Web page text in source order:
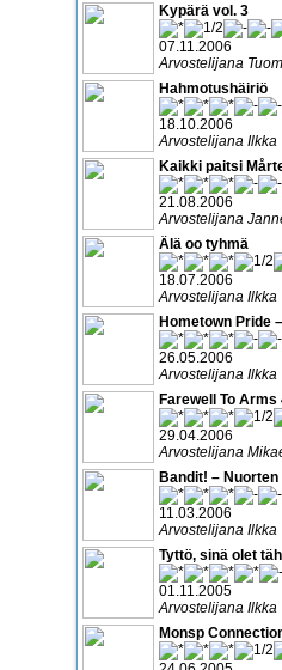
Kypärä vol. 3
07.11.2006
Arvostelijana
Hahmotushäiriö
18.10.2006
Arvostelijana Ilkka
Kaikki paitsi
21.08.2006
Arvostelijana
Älä oo tyhmä
18.07.2006
Arvostelijana Ilkka
Hometown Pride
26.05.2006
Arvostelijana Ilkka
Farewell To Arms
29.04.2006
Arvostelijana
Bandit! –
11.03.2006
Arvostelijana Ilkka
Tyttö, sinä olet
01.11.2005
Arvostelijana Ilkka
Monsp